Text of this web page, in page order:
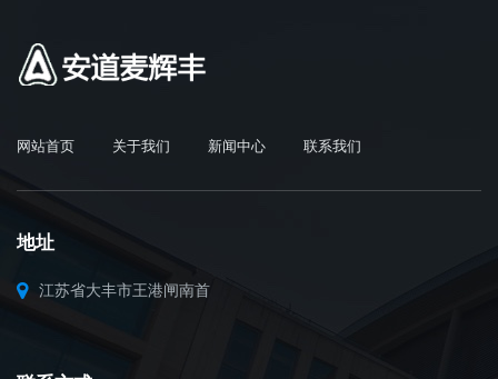
网站首页 关于我们 新闻中心 联系我们
地址
江苏省大丰市王港闸南首